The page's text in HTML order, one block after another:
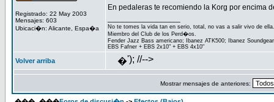
Registrado: 22 May 2003
Mensajes: 603
Ubicaci�n: Alicante, Espa�a
En pedaleras te recomiendo la Korg por encima
No te tomes la vida tan en serio, total, no vas a salir vivo de ella.
Miembro del Club de los Perd�os.
Fender Jazz Bass americano; Ibanez ATK500; Ibanez
EBS Fafner + EBS 2x10" + EBS 4x10"
Volver arriba �'); //-->
Mostrar mensajes de anteriores: